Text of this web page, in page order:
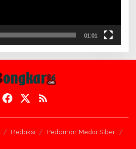
01:01
Redaksi
Pedoman Media Siber